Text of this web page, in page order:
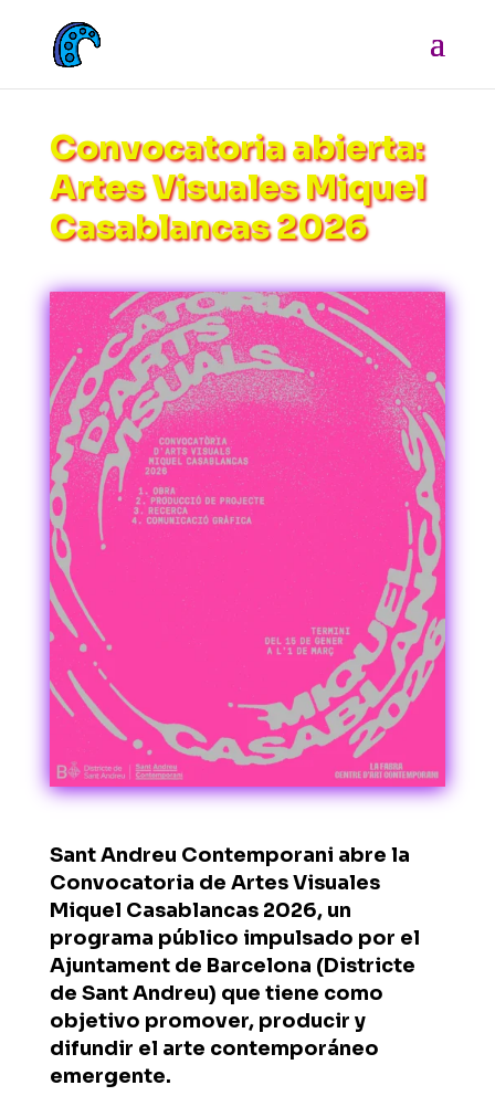
Convocatoria abierta:
Artes Visuales Miquel
Casablancas 2026
Sant Andreu Contemporani abre la
Convocatoria de Artes Visuales
Miquel Casablancas 2026, un
programa público impulsado por el
Ajuntament de Barcelona (Districte
de Sant Andreu) que tiene como
objetivo promover, producir y
difundir el arte contemporáneo
emergente.